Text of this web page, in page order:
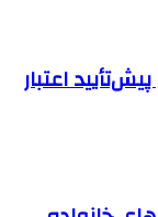
اعتبار